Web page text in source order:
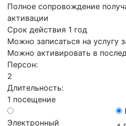
Полное сопровождение
активации
Срок действия 1 год
Можно записаться на услугу
Можно активировать в
Персон:
2
Длительность:
1 посещение
Электронный